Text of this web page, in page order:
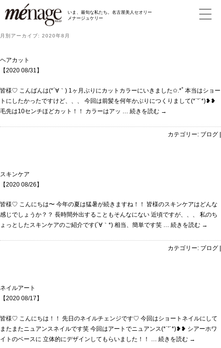
いま、最旬な私たち。名古屋美人セオリー
メナージュケリー
月別アーカイブ: 2020年8月
ヘアカット
【2020 08/31】
皆様♡ こんばんは(*´∀｀) 1ヶ月ぶりにカットカラーにいきました✩.*˚ 本当はショー
トにしたかったですけど、、、 今回は前髪を何年かぶりにつくりまして(*˙˘˙*)❥❥
毛先は10センチほどカット！！ カラーはアッ … 続きを読む →
カテゴリー: ブログ |
スキンケア
【2020 08/26】
皆様♡ こんにちは〜 今年の夏は猛暑が続きますね！！ 皆様のスキンケアはどんな
感じでしょうか？？ 長時間外出することもそんなにない 近頃ですが、、、 私のち
ょっとしたスキンケアのご紹介です(´∀｀*) 相当、簡単です笑 … 続きを読む →
カテゴリー: ブログ
ネイルアート
【2020 08/17】
皆様♡ こんにちは！！ 先日のネイルチェンジです♡ 今回はショートネイルにして
またまたニュアンスネイルです笑 今回はアートでニュアンス(*˙˘˙*)❥❥ シアーホワ
イトのベースに 立体的にデザインしてもらいました！！ … 続きを読む →